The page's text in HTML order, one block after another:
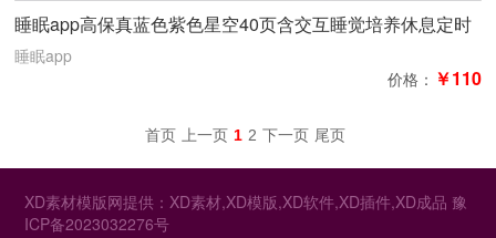
睡眠app高保真蓝色紫色星空40页含交互睡觉培养休息定时
闹铃提醒
睡眠app
价格： ￥110
首页 上一页 1 2 下一页 尾页
XD素材模版网提供：XD素材,XD模版,XD软件,XD插件,XD成品 豫
ICP备2023032276号